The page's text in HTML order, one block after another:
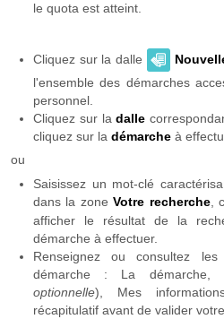
le quota est atteint.
Cliquez sur la dalle
l'ensemble des démarches
personnel.
Cliquez sur ladalle
cliquez sur la démarcheà
ou
Saisissez un mot-clé
dans la zoneVotre recherche,
afficher le résultat de la
démarche à effectuer.
Renseignez ou consultez
démarche : La démarche,
optionnelle), Mes
récapitulatif avant de valider